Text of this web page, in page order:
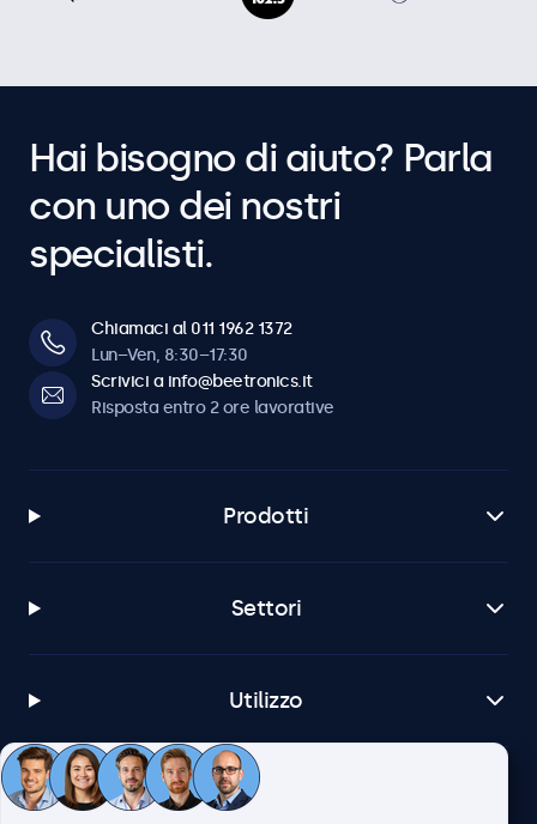
Hai bisogno di aiuto? Parla
con uno dei nostri
specialisti.
Chiamaci al 011 1962 1372
Lun–Ven, 8:30–17:30
Scrivici a info@beetronics.it
Risposta entro 2 ore lavorative
Prodotti
Settori
Utilizzo
Servizio Clienti